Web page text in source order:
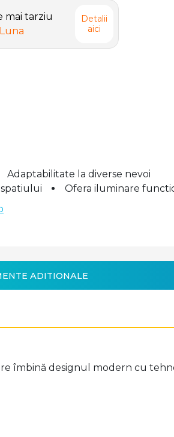
mai tarziu
Detalii
aici
Adaptabilitate la diverse nevoi
Ofera iluminare
ADITIONALE
îmbină designul modern cu